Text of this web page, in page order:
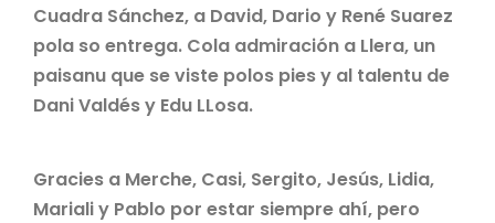
Cuadra Sánchez, a David, Dario y René Suarez
pola so entrega. Cola admiración a Llera, un
paisanu que se viste polos pies y al talentu de
Dani Valdés y Edu LLosa.
Gracies a Merche, Casi, Sergito, Jesús, Lidia,
Mariali y Pablo por estar siempre ahí, pero